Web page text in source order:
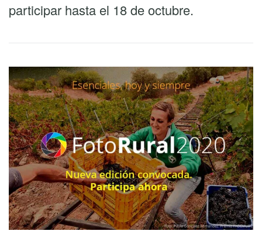
participar hasta el 18 de octubre.